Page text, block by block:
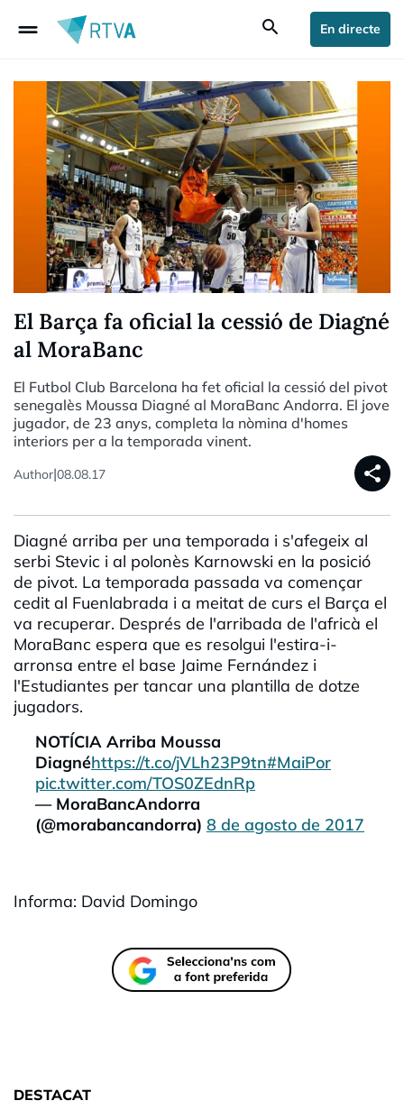
drag_handle search En directe
El Barça fa oficial la cessió de Diagné
al MoraBanc
El Futbol Club Barcelona ha fet oficial la cessió del pivot
senegalès Moussa Diagné al MoraBanc Andorra. El jove
jugador, de 23 anys, completa la nòmina d'homes
interiors per a la temporada vinent.
Author|08.08.17 share
Diagné arriba per una temporada i s'afegeix al
serbi Stevic i al polonès Karnowski en la posició
de pivot. La temporada passada va començar
cedit al Fuenlabrada i a meitat de curs el Barça el
va recuperar. Després de l'arribada de l'africà el
MoraBanc espera que es resolgui l'estira-i-
arronsa entre el base Jaime Fernández i
l'Estudiantes per tancar una plantilla de dotze
jugadors.
NOTÍCIA Arriba Moussa
Diagnéhttps://t.co/jVLh23P9tn#MaiPor
pic.twitter.com/TOS0ZEdnRp
— MoraBancAndorra
(@morabancandorra) 8 de agosto de 2017
Informa: David Domingo
DESTACAT